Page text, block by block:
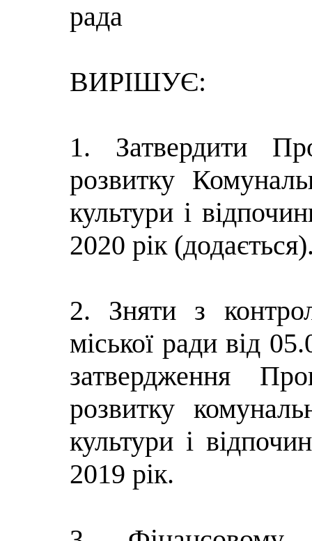
рада
ВИРІШУЄ:
1. Затвердити
розвитку
культури і
2020 рік
2. Зняти з
міської ради від
затвердження
розвитку
культури і
2019 рік.